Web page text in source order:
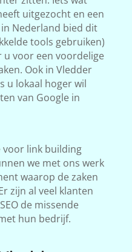
uitgezocht en een
Nederland bied dit
tools gebruiken)
u voor een voordelige
Ook in Vledder
u lokaal hoger wil
van Google in
voor link building
we met ons werk
waarop de zaken
zijn al veel klanten
de missende
hun bedrijf.